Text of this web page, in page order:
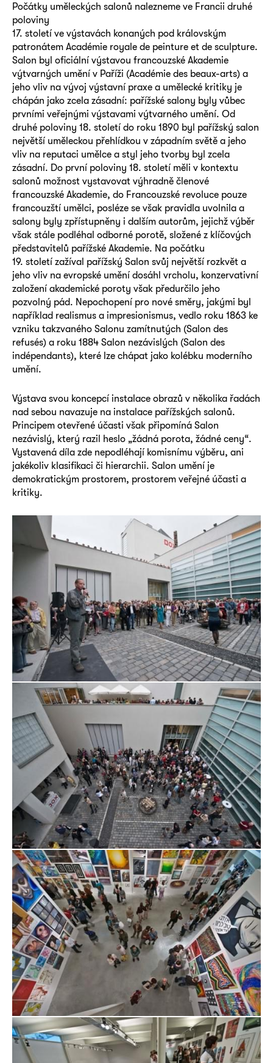
Počátky uměleckých salonů nalezneme ve Francii druhé
poloviny
17. století ve výstavách konaných pod královským
patronátem Académie royale de peinture et de sculpture.
Salon byl oficiální výstavou francouzské Akademie
výtvarných umění v Paříži (Académie des beaux-arts) a
jeho vliv na vývoj výstavní praxe a umělecké kritiky je
chápán jako zcela zásadní: pařížské salony byly vůbec
prvními veřejnými výstavami výtvarného umění. Od
druhé poloviny 18. století do roku 1890 byl pařížský salon
největší uměleckou přehlídkou v západním světě a jeho
vliv na reputaci umělce a styl jeho tvorby byl zcela
zásadní. Do první poloviny 18. století měli v kontextu
salonů možnost vystavovat výhradně členové
francouzské Akademie, do Francouzské revoluce pouze
francouzští umělci, posléze se však pravidla uvolnila a
salony byly zpřístupněny i dalším autorům, jejichž výběr
však stále podléhal odborné porotě, složené z klíčových
představitelů pařížské Akademie. Na počátku
19. století zažíval pařížský Salon svůj největší rozkvět a
jeho vliv na evropské umění dosáhl vrcholu, konzervativní
založení akademické poroty však předurčilo jeho
pozvolný pád. Nepochopení pro nové směry, jakými byl
například realismus a impresionismus, vedlo roku 1863 ke
vzniku takzvaného Salonu zamítnutých (Salon des
refusés) a roku 1884 Salon nezávislých (Salon des
indépendants), které lze chápat jako kolébku moderního
umění.
Výstava svou koncepcí instalace obrazů v několika řadách
nad sebou navazuje na instalace pařížských salonů.
Principem otevřené účasti však připomíná Salon
nezávislý, který razil heslo „žádná porota, žádné ceny“.
Vystavená díla zde nepodléhají komisnímu výběru, ani
jakékoliv klasifikaci či hierarchii. Salon umění je
demokratickým prostorem, prostorem veřejné účasti a
kritiky.